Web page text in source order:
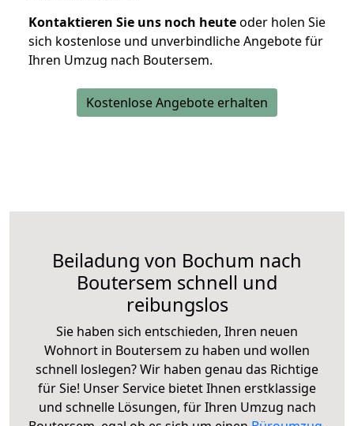
Kontaktieren Sie uns noch heuteoder holen Sie
sich kostenlose und unverbindliche Angebote für
Ihren Umzug nach Boutersem.
Kostenlose Angebote erhalten
Beiladung von Bochum nach
Boutersem schnell und
reibungslos
Sie haben sich entschieden, Ihren neuen
Wohnort in Boutersem zu haben und wollen
schnell loslegen? Wir haben genau das Richtige
für Sie! Unser Service bietet Ihnen erstklassige
und schnelle Lösungen, für Ihren Umzug nach